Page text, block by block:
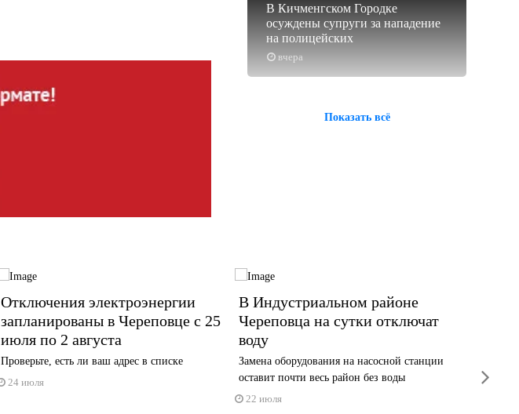
вчера
В Кичменгском Городке
осуждены супруги за нападение
на полицейских
Показать всё
Отключения электроэнергии
запланированы в Череповце с 25
июля по 2 августа
Проверьте, есть ли ваш адрес в списке
24 июля
В Индустриальном районе
Череповца на сутки отключат
воду
Замена оборудования на насосной станции
оставит почти весь район без воды
22 июля
20 июля